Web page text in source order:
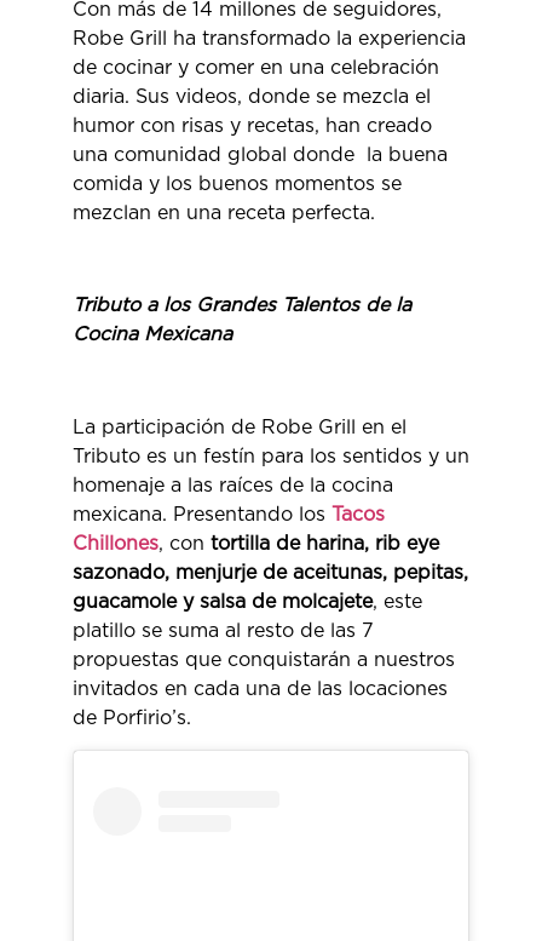
Con más de 14 millones de seguidores,
Robe Grill ha transformado la experiencia
de cocinar y comer en una celebración
diaria. Sus videos, donde se mezcla el
humor con risas y recetas, han creado
una comunidad global donde la buena
comida y los buenos momentos se
mezclan en una receta perfecta.
Tributo a los Grandes Talentos de la
Cocina Mexicana
La participación de Robe Grill en el
Tributo es un festín para los sentidos y un
homenaje a las raíces de la cocina
mexicana. Presentando los Tacos
Chillones, con tortilla de harina, rib eye
sazonado, menjurje de aceitunas, pepitas,
guacamole y salsa de molcajete, este
platillo se suma al resto de las 7
propuestas que conquistarán a nuestros
invitados en cada una de las locaciones
de Porfirio’s.